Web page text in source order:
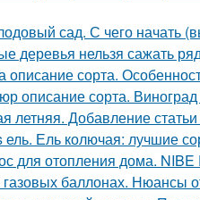
сад. С чего начать
деревья нельзя сажать
описание сорта.
описание сорта.
летняя. Добавление
Ель колючая: лучшие
для отопления дома. NIBE
баллонах. Нюансы